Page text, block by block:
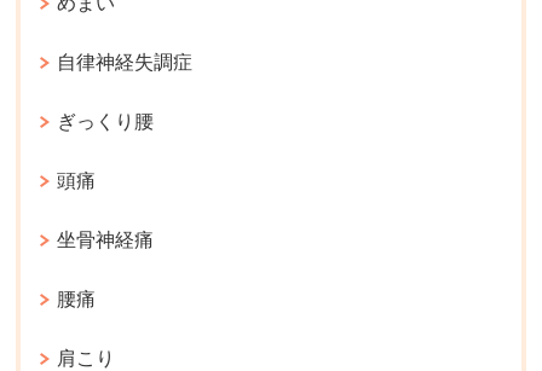
自律神経失調症
ぎっくり腰
頭痛
坐骨神経痛
腰痛
肩こり